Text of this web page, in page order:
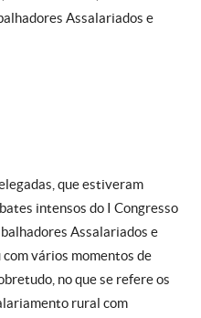
Assalariados e
que estiveram
intensos do I Congresso
Assalariados e
vários momentos de
no que se refere os
rural com